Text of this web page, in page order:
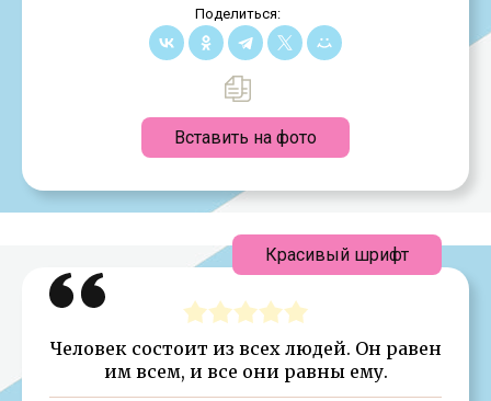
Поделиться:
Вставить на фото
Человек состоит из всех людей. Он равен
им всем, и все они равны ему.
Красивый шрифт